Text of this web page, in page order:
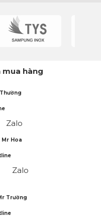
mua hàng
Zalo
Mr Hoa
Zalo
Trường